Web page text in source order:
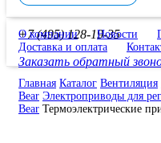
+7 (495) 128-19-35
Заказать обратный
О компании Новости
Доставка и оплата
Главная Каталог Вентиляция
Bear Электроприводы для
Bear Термоэлектрические